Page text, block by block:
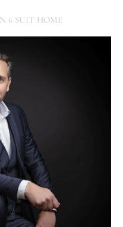
6 SUIT HOME